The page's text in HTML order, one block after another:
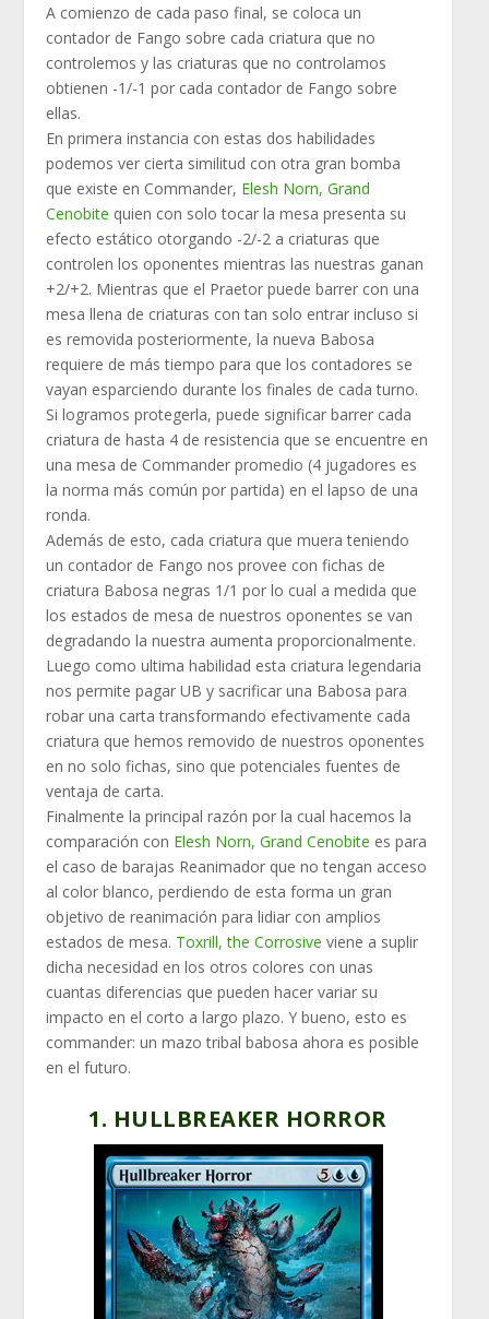
A comienzo de cada paso final, se coloca un
contador de Fango sobre cada criatura que no
controlemos y las criaturas que no controlamos
obtienen -1/-1 por cada contador de Fango sobre
ellas.
En primera instancia con estas dos habilidades
podemos ver cierta similitud con otra gran bomba
que existe en Commander, Elesh Norn, Grand
Cenobite quien con solo tocar la mesa presenta su
efecto estático otorgando -2/-2 a criaturas que
controlen los oponentes mientras las nuestras ganan
+2/+2. Mientras que el Praetor puede barrer con una
mesa llena de criaturas con tan solo entrar incluso si
es removida posteriormente, la nueva Babosa
requiere de más tiempo para que los contadores se
vayan esparciendo durante los finales de cada turno.
Si logramos protegerla, puede significar barrer cada
criatura de hasta 4 de resistencia que se encuentre en
una mesa de Commander promedio (4 jugadores es
la norma más común por partida) en el lapso de una
ronda.
Además de esto, cada criatura que muera teniendo
un contador de Fango nos provee con fichas de
criatura Babosa negras 1/1 por lo cual a medida que
los estados de mesa de nuestros oponentes se van
degradando la nuestra aumenta proporcionalmente.
Luego como ultima habilidad esta criatura legendaria
nos permite pagar UB y sacrificar una Babosa para
robar una carta transformando efectivamente cada
criatura que hemos removido de nuestros oponentes
en no solo fichas, sino que potenciales fuentes de
ventaja de carta.
Finalmente la principal razón por la cual hacemos la
comparación con Elesh Norn, Grand Cenobite es para
el caso de barajas Reanimador que no tengan acceso
al color blanco, perdiendo de esta forma un gran
objetivo de reanimación para lidiar con amplios
estados de mesa. Toxrill, the Corrosive viene a suplir
dicha necesidad en los otros colores con unas
cuantas diferencias que pueden hacer variar su
impacto en el corto a largo plazo. Y bueno, esto es
commander: un mazo tribal babosa ahora es posible
en el futuro.
1. HULLBREAKER HORROR